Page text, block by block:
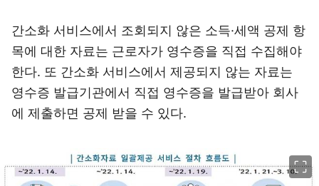
간소화 서비스에서 조회되지 않은 소득·세액 공제 항
목에 대한 자료는 근로자가 영수증을 직접 수집해야
한다. 또 간소화 서비스에서 제공되지 않는 자료는
영수증 발급기관에서 직접 영수증을 발급받아 회사
에 제출하면 공제 받을 수 있다.